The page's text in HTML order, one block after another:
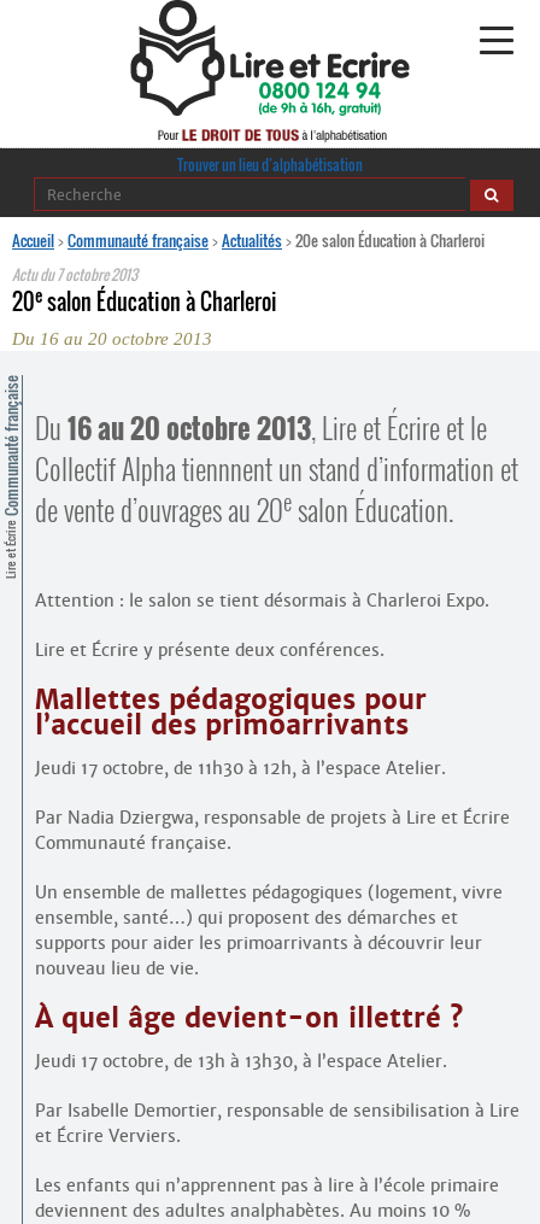
Alphabétisation
Agir pour l’alpha
Ressources pédagogiques
Comprendre et parler
Bienvenue en Belgique
Espace presse
Trouver un lieu d’alphabétisation
Trouver un lieu d’alphabétisation
Accueil>Communauté française>Actualités>20e salon Éducation à Charleroi
Actu du7 octobre 2013
20esalon Éducation à Charleroi
Du 16 au 20 octobre 2013
Lire et Écrire
Communauté française Du16 au 20 octobre 2013, Lire et Écrire et le
Collectif Alpha tiennnent un stand d’information et
de vente d’ouvrages au 20esalon Éducation.
Attention : le salon se tient désormais à Charleroi Expo.
Lire et Écrire y présente deux conférences.
Mallettes pédagogiques pour
l’accueil des primo­arrivants
Jeudi 17 octobre, de 11h30 à 12h, à l’espace Atelier.
Par Nadia Dziergwa, responsable de projets à Lire et Écrire
Communauté française.
Un ensemble de mallettes pédagogiques (logement, vivre
ensemble, santé…) qui proposent des démarches et
supports pour aider les primo­arrivants à découvrir leur
nouveau lieu de vie.
À quel âge devient-on illettré ?
Jeudi 17 octobre, de 13h à 13h30, à l’espace Atelier.
Par Isabelle Demortier, responsable de sensibilisation à Lire
et Écrire Verviers.
Les enfants qui n’apprennent pas à lire à l’école primaire
deviennent des adultes analphabètes. Au moins 10 %